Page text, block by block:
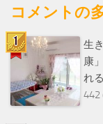
コメントの
生
康
れ
442